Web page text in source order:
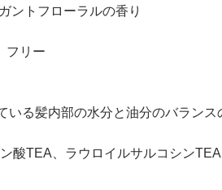
ントフローラルの香り
フリー
る髪内部の水分と油分のバラン
酸TEA、ラウロイルサルコシンTEA